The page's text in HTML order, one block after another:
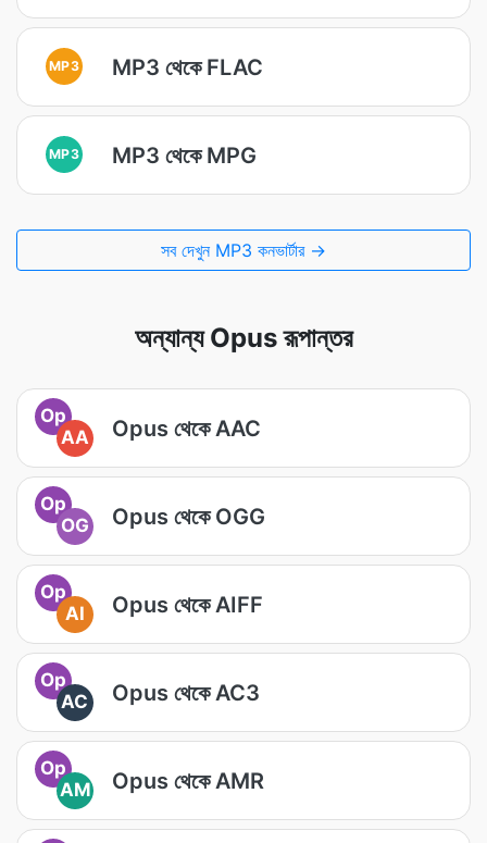
MP3 MP3 থেকে FLAC
MP3 MP3 থেকে MPG
সব দেখুন MP3 কনভার্টার →
অন্যান্য Opus রূপান্তর
Op
AA
Opus থেকে AAC
Op
OG
Opus থেকে OGG
Op
AI
Opus থেকে AIFF
Op
AC
Opus থেকে AC3
Op
AM
Opus থেকে AMR